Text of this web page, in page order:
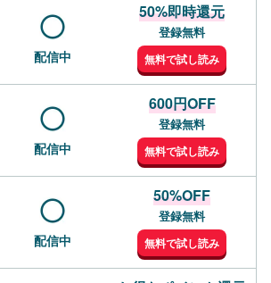
配信中
50%即時還元
登録無料
無料で試し読み
配信中
600円OFF
登録無料
無料で試し読み
配信中
50%OFF
登録無料
無料で試し読み